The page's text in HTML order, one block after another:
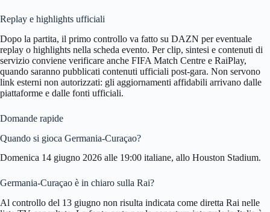
Replay e highlights ufficiali
Dopo la partita, il primo controllo va fatto su DAZN per eventuale
replay o highlights nella scheda evento. Per clip, sintesi e contenuti di
servizio conviene verificare anche FIFA Match Centre e RaiPlay,
quando saranno pubblicati contenuti ufficiali post-gara. Non servono
link esterni non autorizzati: gli aggiornamenti affidabili arrivano dalle
piattaforme e dalle fonti ufficiali.
Domande rapide
Quando si gioca Germania-Curaçao?
Domenica 14 giugno 2026 alle 19:00 italiane, allo Houston Stadium.
Germania-Curaçao è in chiaro sulla Rai?
Al controllo del 13 giugno non risulta indicata come diretta Rai nelle